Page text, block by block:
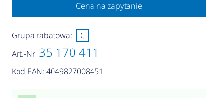
Cena na zapytanie
Art.-Nr 35 170 411
Kod EAN: 4049827008451
Grupa rabatowa: C